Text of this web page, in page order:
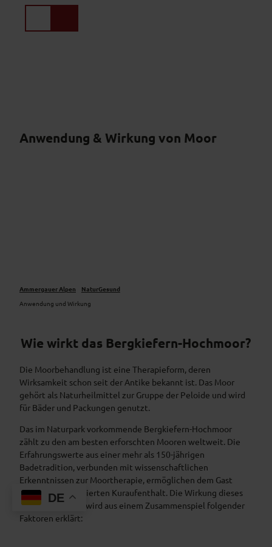
Anwendung & Wirkung von Moor
Ammergauer Alpen
NaturGesund
Anwendung und Wirkung
Wie wirkt das Bergkiefern-Hochmoor?
Die Moorbehandlung ist eine Therapieform, deren
Wirksamkeit schon seit der Antike bekannt ist. Das Moor
gehört als Naturheilmittel zur Gruppe der Peloide und wird
für Bäder und Packungen genutzt.
Das im Naturpark vorkommende Bergkiefern-Hochmoor
zählt zu den am besten erforschten Mooren weltweit. Die
Erfahrungswerte aus einer mehr als 150-jährigen
Badetradition, verbunden mit wissenschaftlichen
Erkenntnissen zur Moortherapie, ermöglichen dem Gast
einen evidenzbasierten Kuraufenthalt. Die Wirkung dieses
Naturheilmittels wird aus einem Zusammenspiel folgender
Faktoren erklärt:
DE